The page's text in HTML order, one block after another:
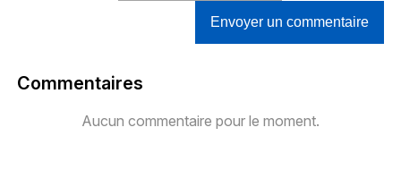
Envoyer un commentaire
Commentaires
Aucun commentaire pour le moment.